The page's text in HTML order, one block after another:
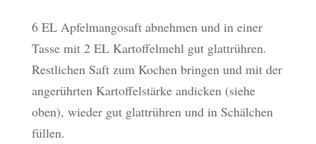
6 EL Apfelmangosaft abnehmen und in einer
Tasse mit 2 EL Kartoffelmehl gut glattrühren.
Restlichen Saft zum Kochen bringen und mit der
angerührten Kartoffelstärke andicken (siehe
oben), wieder gut glattrühren und in Schälchen
füllen.